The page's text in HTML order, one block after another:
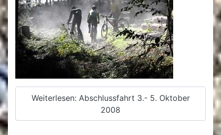
Weiterlesen: Abschlussfahrt 3.- 5. Oktober
2008